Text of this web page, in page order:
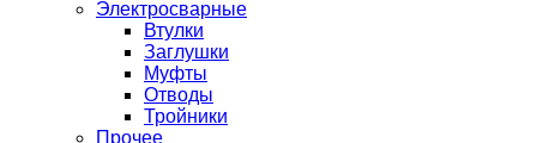
Электросварные
Втулки
Заглушки
Муфты
Отводы
Тройники
Прочее